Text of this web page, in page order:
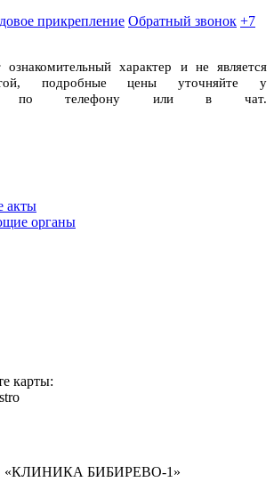
прикрепление Обратный звонок +7
ознакомительный характер и не является
подробные цены уточняйте у
по телефону или в чат.
акты
органы
карты:
«КЛИНИКА БИБИРЕВО-1»